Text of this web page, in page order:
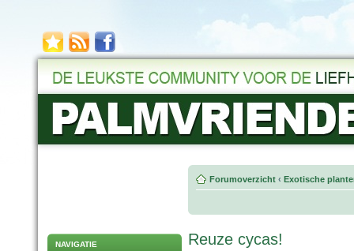
NAVIGATIE
Forumoverzicht ‹ Exotische
Reuze cycas!